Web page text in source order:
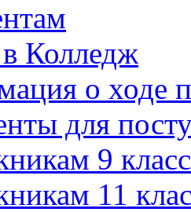
Колледж
о ходе
для
9
11